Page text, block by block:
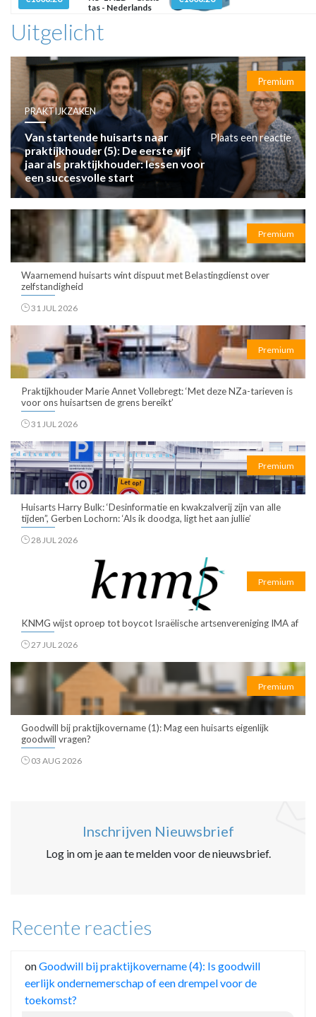
tas - Nederlands
Uitgelicht
Premium
PRAKTIJKZAKEN
Van startende huisarts naar
praktijkhouder (5): De eerste vijf
jaar als praktijkhouder: lessen voor
een succesvolle start
Plaats een reactie
Premium
Waarnemend huisarts wint dispuut met Belastingdienst over
zelfstandigheid
31 JUL 2026
Premium
Praktijkhouder Marie Annet Vollebregt: ‘Met deze NZa-tarieven is
voor ons huisartsen de grens bereikt’
31 JUL 2026
Premium
Huisarts Harry Bulk: ‘Desinformatie en kwakzalverij zijn van alle
tijden”, Gerben Lochorn: ‘Als ik doodga, ligt het aan jullie’
28 JUL 2026
Premium
KNMG wijst oproep tot boycot Israëlische artsenvereniging IMA af
27 JUL 2026
Premium
Goodwill bij praktijkovername (1): Mag een huisarts eigenlijk
goodwill vragen?
03 AUG 2026
Inschrijven Nieuwsbrief
Log in om je aan te melden voor de nieuwsbrief.
Recente reacties
onGoodwill bij praktijkovername (4): Is goodwill
eerlijk ondernemerschap of een drempel voor de
toekomst?